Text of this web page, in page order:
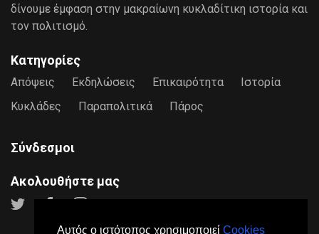
Αυτός ο ιστότοπος χρησιμοποιεί Cookies
δίνουμε έμφαση στην μακραίωνη κυκλαδίτικη ιστορία και
τον πολιτισμό.
Κατηγορίες
Απόψεις Εκδηλώσεις Επικαιρότητα
Ιστορία
Κυκλάδες
Παραπολιτικά Πάρος
Σύνδεσμοι
Ακολουθήστε μας